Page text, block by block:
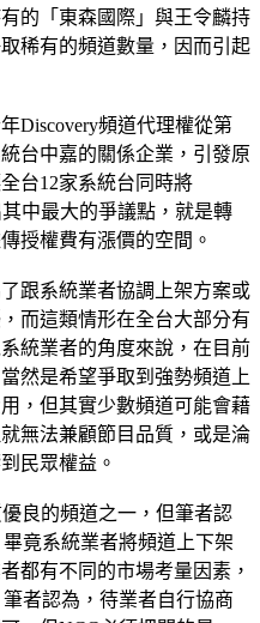
的「東森國際」與王令麟持
稀有的頻道數量，因而引起
Discovery頻道代理權從第
台中嘉的關係企業，引發原
台12家系統台同時將
中最大的爭議點，就是轉
授權費有漲價的空間。
跟系統業者協調上架方案或
而這類情形在全台大部分有
統業者的角度來說，在目前
然是希望爭取到強勢頻道上
，但其實少數頻道可能會藉
無法兼顧節目品質，或是淪
民眾權益。
良的頻道之一，但筆者認
竟系統業者將頻道上下架
都有不同的市場考量因素，
者認為，待業者自行協商